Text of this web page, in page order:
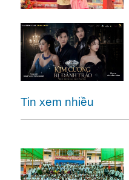
Tin xem nhiều